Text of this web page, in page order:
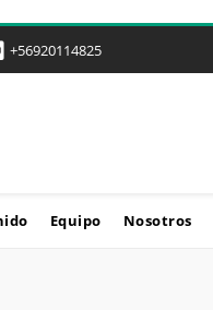
+56920114825
Equipo Nosotros